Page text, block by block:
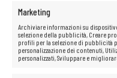
Marketing
Archiviare informazioni su
selezione della pubblicità, Creare
profili per la selezione di pubblicità
personalizzazione dei contenuti,
personalizzati, Sviluppare e